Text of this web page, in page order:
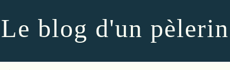
Le blog d'un pèlerin